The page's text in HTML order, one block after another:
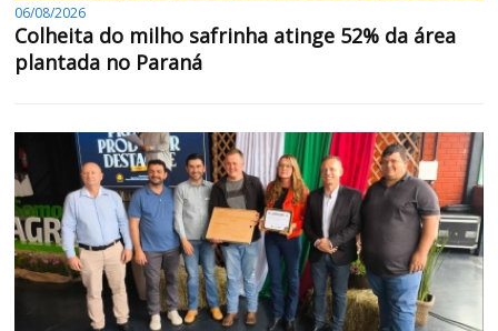
06/08/2026
Colheita do milho safrinha atinge 52% da área
plantada no Paraná